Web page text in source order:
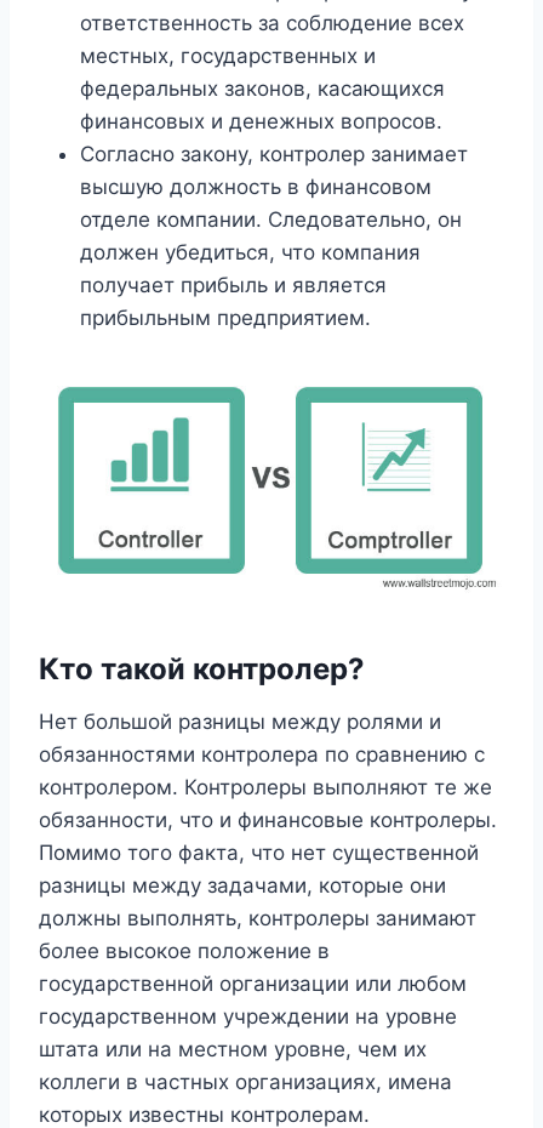
ответственность за соблюдение всех
местных, государственных и
федеральных законов, касающихся
финансовых и денежных вопросов.
Согласно закону, контролер занимает
высшую должность в финансовом
отделе компании. Следовательно, он
должен убедиться, что компания
получает прибыль и является
прибыльным предприятием.
Кто такой контролер?
Нет большой разницы между ролями и
обязанностями контролера по сравнению с
контролером. Контролеры выполняют те же
обязанности, что и финансовые контролеры.
Помимо того факта, что нет существенной
разницы между задачами, которые они
должны выполнять, контролеры занимают
более высокое положение в
государственной организации или любом
государственном учреждении на уровне
штата или на местном уровне, чем их
коллеги в частных организациях, имена
которых известны контролерам.